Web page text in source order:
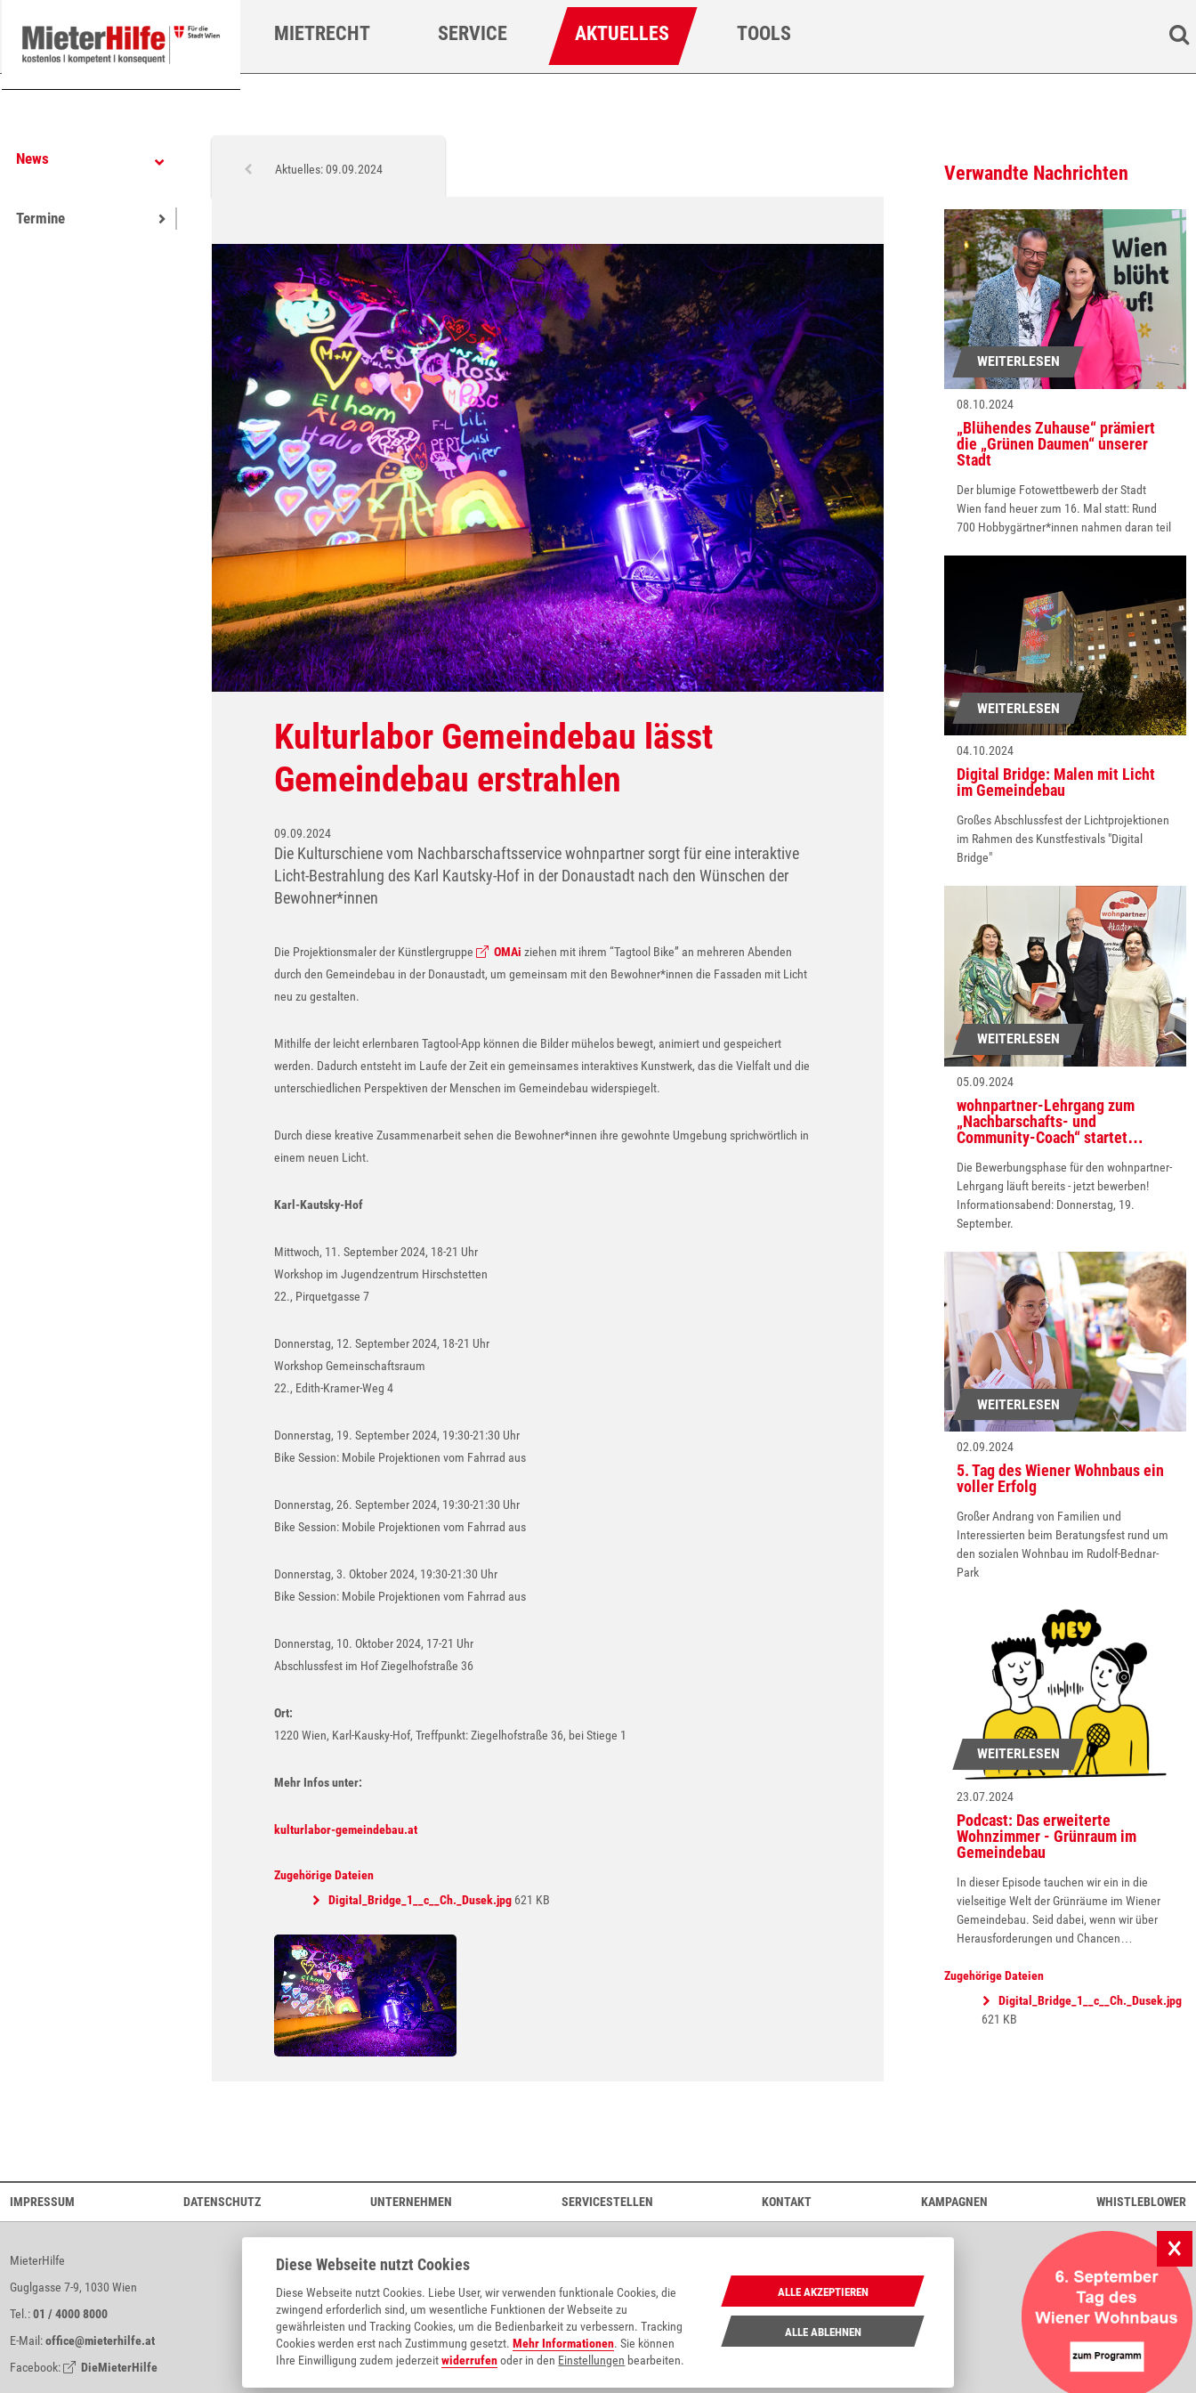
MIETRECHT SERVICE AKTUELLES TOOLS Search
News
Termine
Aktuelles: 09.09.2024
Kulturlabor Gemeindebau lässt
Gemeindebau erstrahlen
09.09.2024
Die Kulturschiene vom Nachbarschaftsservice wohnpartner sorgt für eine interaktive
Licht-Bestrahlung des Karl Kautsky-Hof in der Donaustadt nach den Wünschen der
Bewohner*innen
Die Projektionsmaler der Künstlergruppe OMAi ziehen mit ihrem “Tagtool Bike” an mehreren Abenden
durch den Gemeindebau in der Donaustadt, um gemeinsam mit den Bewohner*innen die Fassaden mit Licht
neu zu gestalten.
Mithilfe der leicht erlernbaren Tagtool-App können die Bilder mühelos bewegt, animiert und gespeichert
werden. Dadurch entsteht im Laufe der Zeit ein gemeinsames interaktives Kunstwerk, das die Vielfalt und die
unterschiedlichen Perspektiven der Menschen im Gemeindebau widerspiegelt.
Durch diese kreative Zusammenarbeit sehen die Bewohner*innen ihre gewohnte Umgebung sprichwörtlich in
einem neuen Licht.
Karl-Kautsky-Hof
Mittwoch, 11. September 2024, 18-21 Uhr
Workshop im Jugendzentrum Hirschstetten
22., Pirquetgasse 7
Donnerstag, 12. September 2024, 18-21 Uhr
Workshop Gemeinschaftsraum
22., Edith-Kramer-Weg 4
Donnerstag, 19. September 2024, 19:30-21:30 Uhr
Bike Session: Mobile Projektionen vom Fahrrad aus
Donnerstag, 26. September 2024, 19:30-21:30 Uhr
Bike Session: Mobile Projektionen vom Fahrrad aus
Donnerstag, 3. Oktober 2024, 19:30-21:30 Uhr
Bike Session: Mobile Projektionen vom Fahrrad aus
Donnerstag, 10. Oktober 2024, 17-21 Uhr
Abschlussfest im Hof Ziegelhofstraße 36
Ort:
1220 Wien, Karl-Kausky-Hof, Treffpunkt: Ziegelhofstraße 36, bei Stiege 1
Mehr Infos unter:
kulturlabor-gemeindebau.at
Zugehörige Dateien
Digital_Bridge_1__c__Ch._Dusek.jpg 621 KB
Show larger version
Verwandte Nachrichten
WEITERLESEN
08.10.2024
„Blühendes Zuhause“ prämiert
die „Grünen Daumen“ unserer
Stadt
Der blumige Fotowettbewerb der Stadt
Wien fand heuer zum 16. Mal statt: Rund
700 Hobbygärtner*innen nahmen daran teil
WEITERLESEN
04.10.2024
Digital Bridge: Malen mit Licht
im Gemeindebau
Großes Abschlussfest der Lichtprojektionen
im Rahmen des Kunstfestivals "Digital
Bridge"
WEITERLESEN
05.09.2024
wohnpartner-Lehrgang zum
„Nachbarschafts- und
Community-Coach“ startet…
Die Bewerbungsphase für den wohnpartner-
Lehrgang läuft bereits - jetzt bewerben!
Informationsabend: Donnerstag, 19.
September.
WEITERLESEN
02.09.2024
5. Tag des Wiener Wohnbaus ein
voller Erfolg
Großer Andrang von Familien und
Interessierten beim Beratungsfest rund um
den sozialen Wohnbau im Rudolf-Bednar-
Park
WEITERLESEN
23.07.2024
Podcast: Das erweiterte
Wohnzimmer - Grünraum im
Gemeindebau
In dieser Episode tauchen wir ein in die
vielseitige Welt der Grünräume im Wiener
Gemeindebau. Seid dabei, wenn wir über
Herausforderungen und Chancen…
Zugehörige Dateien
Digital_Bridge_1__c__Ch._Dusek.jpg
621 KB
IMPRESSUM DATENSCHUTZ UNTERNEHMEN SERVICESTELLEN KONTAKT KAMPAGNEN WHISTLEBLOWER
MieterHilfe
Guglgasse 7-9, 1030 Wien
Tel.:01 / 4000 8000
E-Mail:office@mieterhilfe.at
Facebook:
DieMieterHilfe
Wohnberatung Wien
wohnpartner
wohnen.wien.at
wienwohntbesser.at
Diese Webseite nutzt Cookies
Diese Webseite nutzt Cookies. Liebe User, wir verwenden funktionale Cookies, die
zwingend erforderlich sind, um wesentliche Funktionen der Webseite zu
gewährleisten und Tracking Cookies, um die Bedienbarkeit zu verbessern. Tracking
Cookies werden erst nach Zustimmung gesetzt.Mehr Informationen. Sie können
Ihre Einwilligung zudem jederzeitwiderrufenoder in den Einstellungen bearbeiten.
ALLE AKZEPTIEREN
ALLE ABLEHNEN